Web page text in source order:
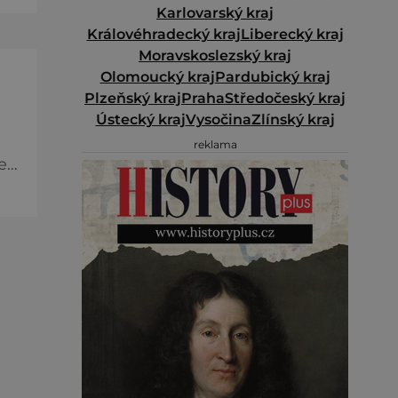
Karlovarský kraj
Královéhradecký krajLiberecký kraj
Moravskoslezský kraj
Olomoucký krajPardubický kraj
Plzeňský krajPrahaStředočeský kraj
Ústecký krajVysočinaZlínský kraj
reklama